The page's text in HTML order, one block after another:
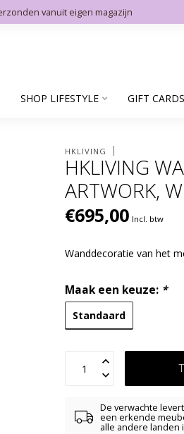
vanuit eigen magazijn
SHOP LIFESTYLE GIFT CARDS
HKLIVING
HKLIVING
ARTWORK,
€695,00 Incl. btw
Wanddecoratie van het
Maak een keuze: *
Standaard
De verwachte
een erkende
alle andere landen